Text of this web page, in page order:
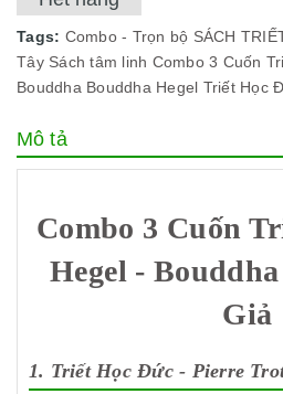
Tags: Combo - Trọn bộ SÁCH
Tây Sách tâm linh Combo 3 Cuốn
Bouddha Bouddha Hegel Triết Học
Mô tả
Combo 3 Cuốn
Hegel -
Giả
1. Triết Học Đức - Pierre